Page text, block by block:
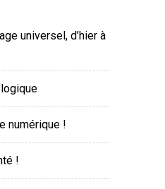
universel, d’hier à
numérique !
!